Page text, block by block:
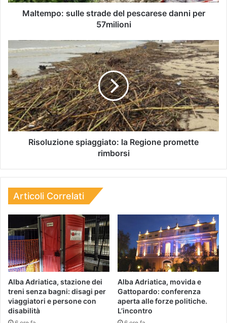
Maltempo: sulle strade del pescarese danni per
57milioni
Risoluzione spiaggiato: la Regione promette
rimborsi
Articoli Correlati
Alba Adriatica, stazione dei
treni senza bagni: disagi per
viaggiatori e persone con
disabilità
Alba Adriatica, movida e
Gattopardo: conferenza
aperta alle forze politiche.
L’incontro